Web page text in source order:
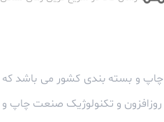
و بسته بندی کشور می باشد که
روزافزون و تکنولوژیک صنعت چاپ و